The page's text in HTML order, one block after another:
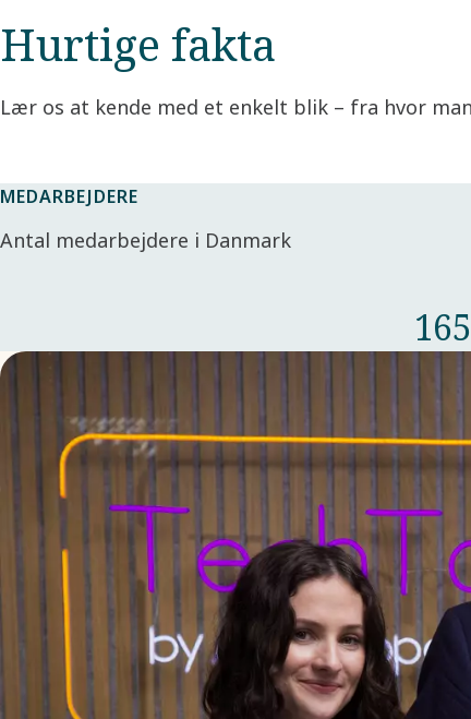
Hurtige fakta
Lær os at kende med et enkelt blik – fra hvor
MEDARBEJDERE
165
Antal medarbejdere i Danmark